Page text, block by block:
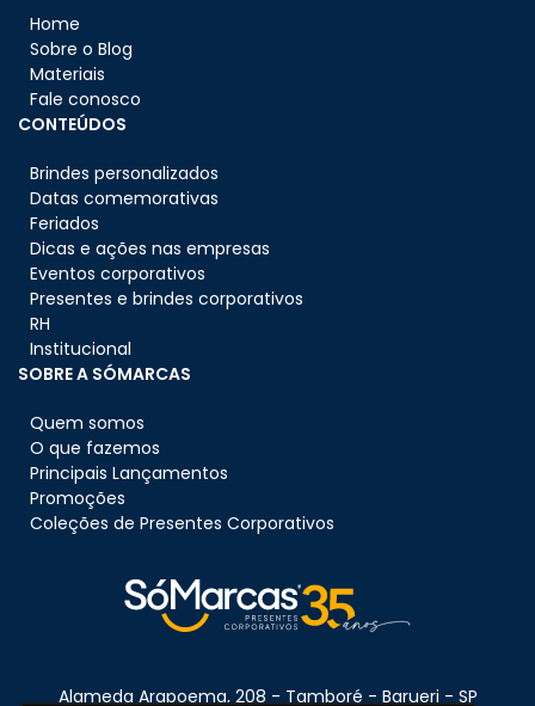
Home
Sobre o Blog
Materiais
Fale conosco
CONTEÚDOS
Brindes personalizados
Datas comemorativas
Feriados
Dicas e ações nas empresas
Eventos corporativos
Presentes e brindes corporativos
RH
Institucional
SOBRE A SÓMARCAS
Quem somos
O que fazemos
Principais Lançamentos
Promoções
Coleções de Presentes Corporativos
Alameda Arapoema, 208 - Tamboré - Barueri - SP